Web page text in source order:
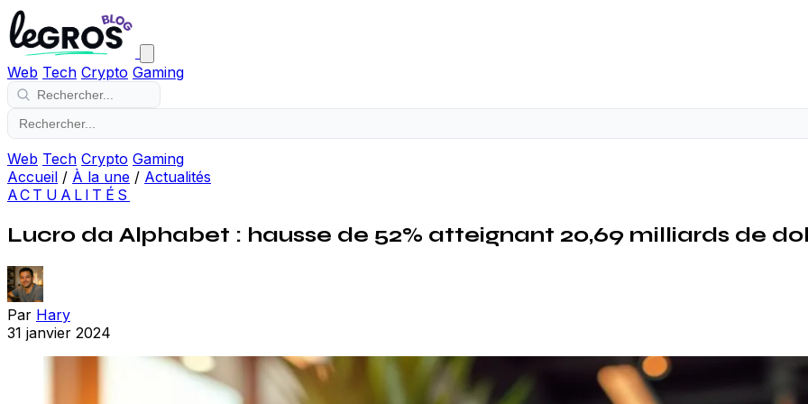
Web Tech Crypto Gaming
Web Tech Crypto Gaming
Accueil / À la une / Actualités
ACTUALITÉS
Lucro da Alphabet : hausse de 52% atteignant 20,69 milliards de
Par Hary
31 janvier 2024